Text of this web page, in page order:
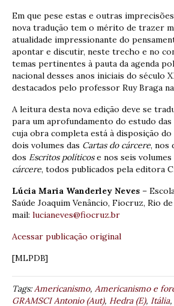
Em que pese estas e outras
nova tradução tem o mérito de trazer
atualidade impressionante do
apontar e discutir, neste trecho e no
temas pertinentes à pauta da agenda
nacional desses anos iniciais do século
destacados pelo professor Ruy Braga
A leitura desta nova edição deve se
para um aprofundamento do estudo das
cuja obra completa está à disposição
dois volumes das Cartas do cárcere, nos
dos Escritos políticose nos seis volumes
cárcere, todos publicados pela editora
Lúcia Maria Wanderley Neves –
Saúde Joaquim Venâncio, Fiocruz, Rio
mail: lucianeves@fiocruz.br
Acessar publicação original
[MLPDB]
Tags:Americanismo, Americanismo e
GRAMSCI Antonio (Aut), Hedra (E), Itália,